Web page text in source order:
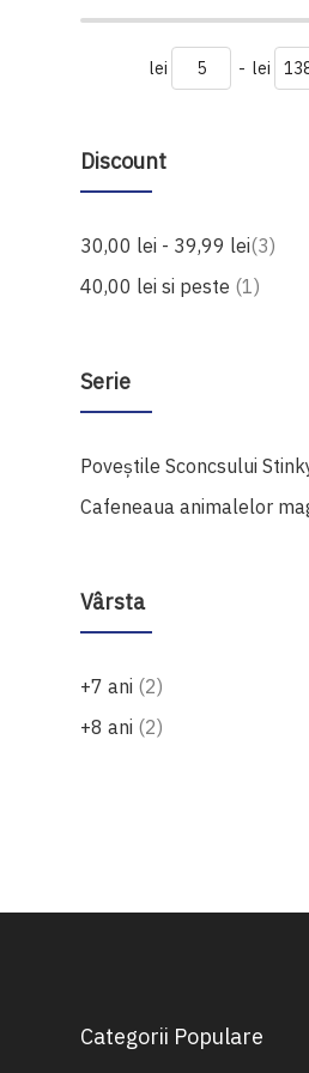
lei - lei
Discount
30,00 lei - 39,99 lei 3
40,00 lei si peste 1produs
Serie
Poveștile Sconcsului
Cafeneaua animalelor
Vârsta
+7 ani 2produse
+8 ani 2produse
Categorii Populare